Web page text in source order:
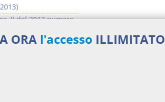
II del 2013 numero
II del 2013 numero
ORA l'accesso ILLIMITATO